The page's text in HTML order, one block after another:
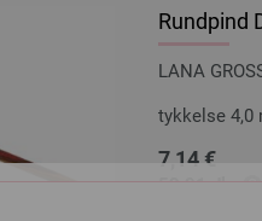
Rundpind
LANA
tykkelse 4,0
7,14 €
53,91 dkr